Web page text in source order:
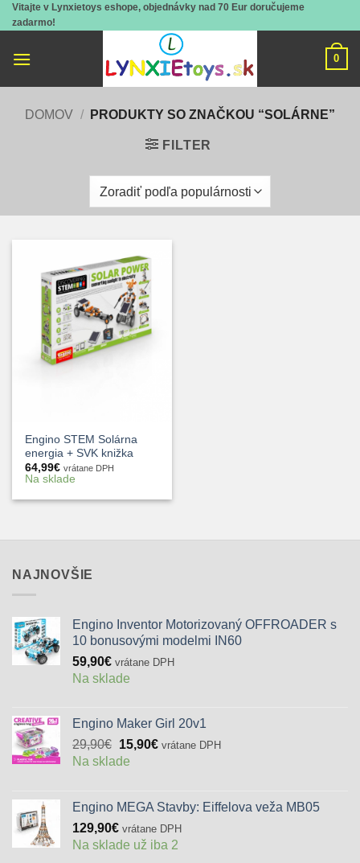
Skip
to
Vitajte v Lynxietoys eshope, objednávky nad 70 Eur doručujeme
zadarmo!
0
DOMOV / PRODUKTY SO ZNAČKOU “SOLÁRNE”
FILTER
Engino STEM Solárna
energia + SVK knižka
64,99€ vrátane DPH
Na sklade
NAJNOVŠIE
Engino Inventor Motorizovaný OFFROADER s
10 bonusovými modelmi IN60
59,90€ vrátane DPH
Na sklade
Engino Maker Girl 20v1
29,90€ Pôvodná
cena
15,90€Aktuálna
vrátane DPH
Na sklade
Engino MEGA Stavby: Eiffelova veža MB05
129,90€ vrátane DPH
Na sklade už iba 2